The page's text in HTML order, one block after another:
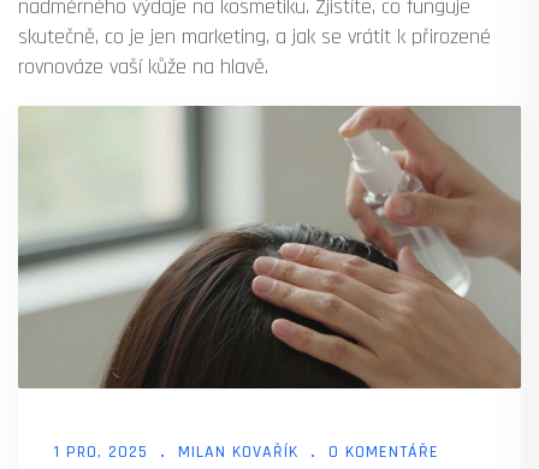
nadměrného výdaje na kosmetiku. Zjistíte, co funguje
skutečně, co je jen marketing, a jak se vrátit k přirozené
rovnováze vaší kůže na hlavě.
1 PRO, 2025 MILAN KOVAŘÍK 0 KOMENTÁŘE